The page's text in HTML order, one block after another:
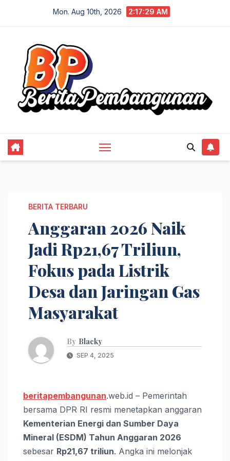
Mon. Aug 10th, 2026 2:17:30 AM
BERITA TERBARU
Anggaran 2026 Naik
Jadi Rp21,67 Triliun,
Fokus pada Listrik
Desa dan Jaringan Gas
Masyarakat
By Blacky
SEP 4, 2025
beritapembangunan.web.id – Pemerintah
bersama DPR RI resmi menetapkan anggaran
Kementerian Energi dan Sumber Daya
Mineral (ESDM) Tahun Anggaran 2026
sebesar Rp21,67 triliun. Angka ini melonjak